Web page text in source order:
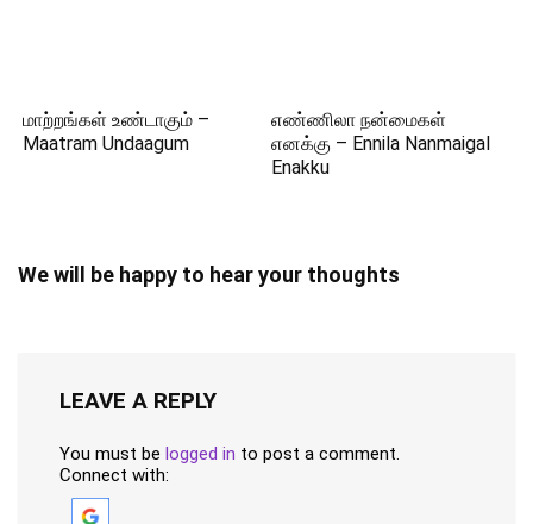
மாற்றங்கள் உண்டாகும் –
Maatram Undaagum
எண்ணிலா நன்மைகள்
எனக்கு – Ennila Nanmaigal
Enakku
We will be happy to hear your thoughts
LEAVE A REPLY
You must be logged in to post a comment.
Connect with: